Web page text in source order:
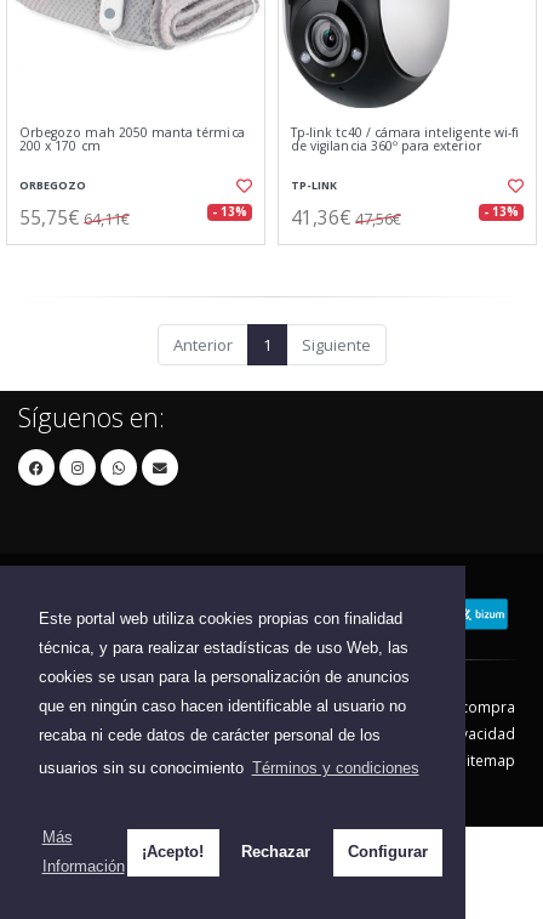
Este portal web utiliza cookies propias con finalidad
técnica, y para realizar estadísticas de uso Web, las
cookies se usan para la personalización de anuncios
que en ningún caso hacen identificable al usuario no
recaba ni cede datos de carácter personal de los
usuarios sin su conocimiento Términos y condiciones
Más
Información
¡Acepto! Rechazar Configurar
Orbegozo mah 2050 manta térmica
200 x 170 cm
ORBEGOZO
55,75€ 64,11€ - 13%
Tp-link tc40 / cámara inteligente wi-fi
de vigilancia 360º para exterior
TP-LINK
41,36€ 47,56€ - 13%
Anterior 1 Siguiente
Síguenos en:
Contacto Aviso Legal
Condiciones de compra
Política de envíos
Política de devolución
Política de Privacidad
Política de Cookies
Sitemap